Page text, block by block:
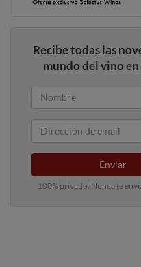
Recibe todas las
mundo del vino
Enviar
100% privado. Nunca te